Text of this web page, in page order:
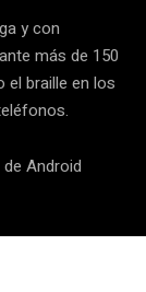
y con
más de 150
el braille en los
Android